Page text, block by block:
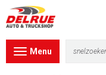
Toggle
Menu